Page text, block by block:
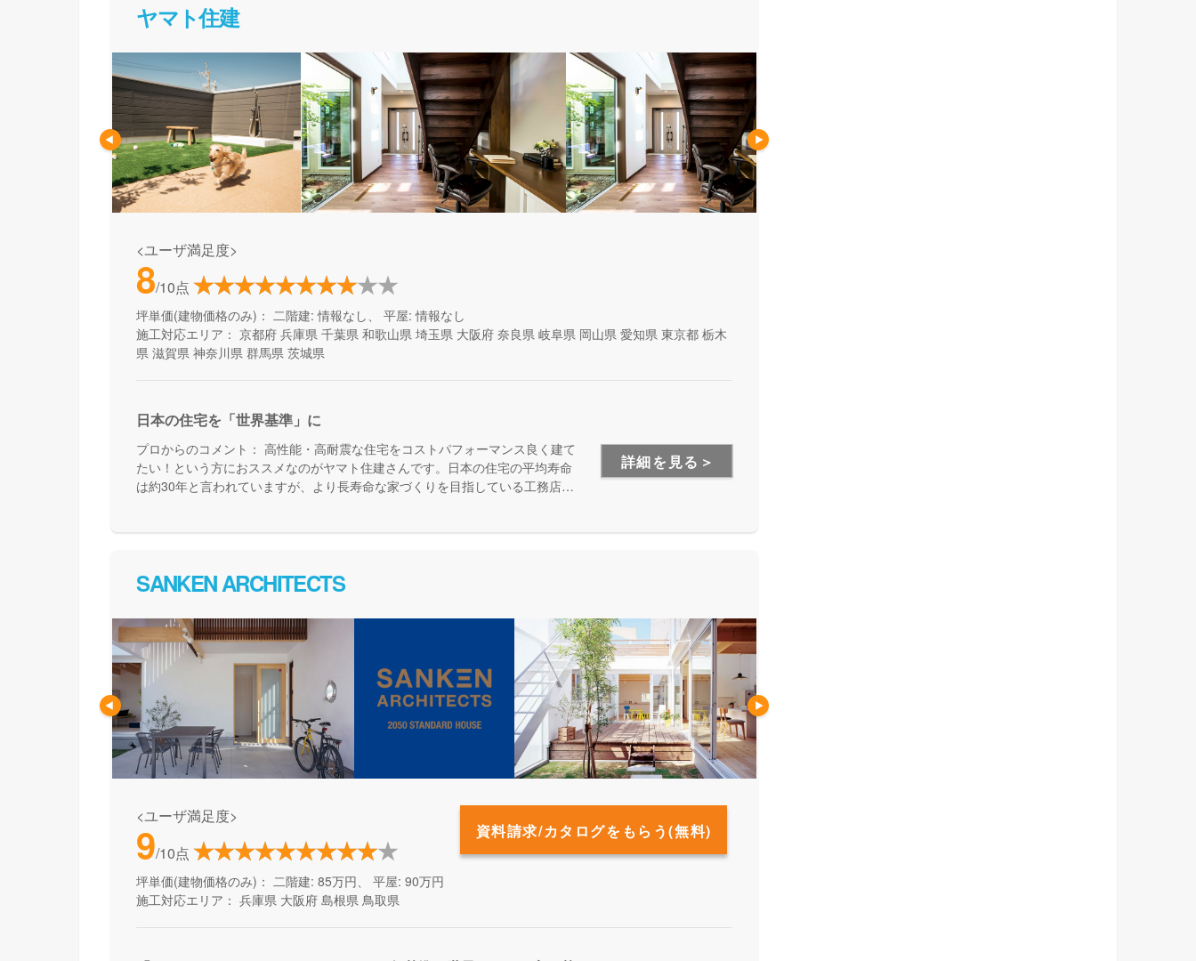
ヤマト住建
<ユーザ満足度>
8/10点
坪単価(建物価格のみ)： 二階建: 情報なし、 平屋: 情報なし
施工対応エリア： 京都府 兵庫県 千葉県 和歌山県 埼玉県 大阪府 奈良県 岐阜県 岡山県 愛知県 東京都 栃木
県 滋賀県 神奈川県 群馬県 茨城県
日本の住宅を「世界基準」に
プロからのコメント： 高性能・高耐震な住宅をコストパフォーマンス良く建て
たい！という方におススメなのがヤマト住建さんです。日本の住宅の平均寿命
は約30年と言われていますが、より長寿命な家づくりを目指している工務店さ
詳細を見る＞
SANKEN ARCHITECTS
<ユーザ満足度>
9/10点
資料請求/カタログをもらう(無料)
坪単価(建物価格のみ)： 二階建: 85万円、 平屋: 90万円
施工対応エリア： 兵庫県 大阪府 島根県 鳥取県